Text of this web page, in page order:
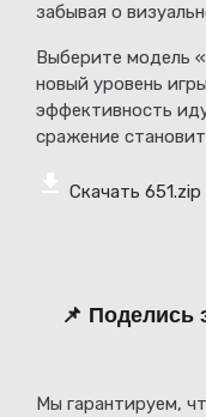
забывая о
Выберите модель
новый уровень
эффективность
сражение
Скачать 651.zip
📌 Поделись
Мы гарантируем,